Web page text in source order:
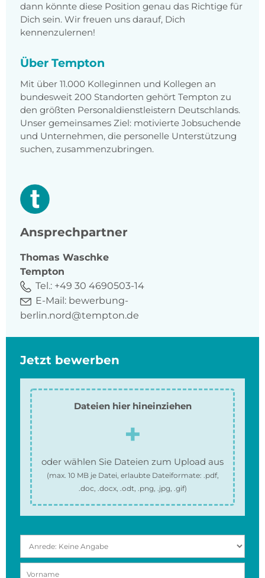
dann könnte diese Position genau das Richtige für
Dich sein. Wir freuen uns darauf, Dich
kennenzulernen!
Über Tempton
Mit über 11.000 Kolleginnen und Kollegen an
bundesweit 200 Standorten gehört Tempton zu
den größten Personaldienstleistern Deutschlands.
Unser gemeinsames Ziel: motivierte Jobsuchende
und Unternehmen, die personelle Unterstützung
suchen, zusammenzubringen.
Ansprechpartner
Thomas Waschke
Tempton
Tel.: +49 30 4690503-14
E-Mail: bewerbung-
berlin.nord@tempton.de
Jetzt bewerben
Dateien hier hineinziehen
oder wählen Sie Dateien zum Upload aus
(max. 10 MBje Datei, erlaubte Dateiformate: .pdf,
.doc, .docx, .odt, .png, .jpg, .gif)